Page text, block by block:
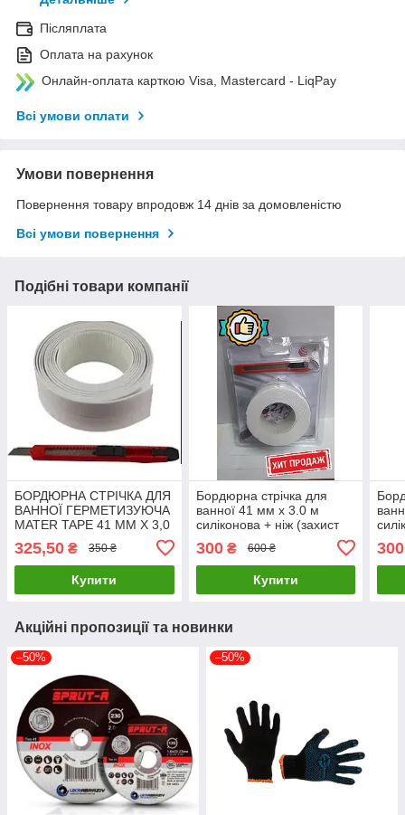
Післяплата
Оплата на рахунок
Онлайн-оплата карткою Visa, Mastercard - LiqPay
Всі умови оплати
Умови повернення
Повернення товару впродовж 14 днів за домовленістю
Всі умови повернення
Подібні товари компанії
БОРДЮРНА СТРІЧКА ДЛЯ
ВАННОЇ ГЕРМЕТИЗУЮЧА
MATER TAPE 41 ММ Х 3,0
325,50 ₴ 350 ₴
Купити
Бордюрна стрічка для
ванної 41 мм x 3.0 м
силіконова + ніж (захист
від цвілі та потрапляння
води)
300₴ 600 ₴
Купити
300
Акційні пропозиції та новинки
–50% –50%